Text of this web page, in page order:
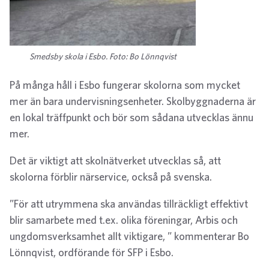
Smedsby skola i Esbo. Foto: Bo Lönnqvist
På många håll i Esbo fungerar skolorna som mycket
mer än bara undervisningsenheter. Skolbyggnaderna är
en lokal träffpunkt och bör som sådana utvecklas ännu
mer.
Det är viktigt att skolnätverket utvecklas så, att
skolorna förblir närservice, också på svenska.
”För att utrymmena ska användas tillräckligt effektivt
blir samarbete med t.ex. olika föreningar, Arbis och
ungdomsverksamhet allt viktigare, ” kommenterar Bo
Lönnqvist, ordförande för SFP i Esbo.